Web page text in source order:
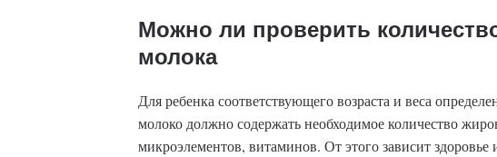
Можно ли проверить
молока
Для ребенка соответствующего возраста и веса
молоко должно содержать необходимое количество
микроэлементов, витаминов. От этого зависит